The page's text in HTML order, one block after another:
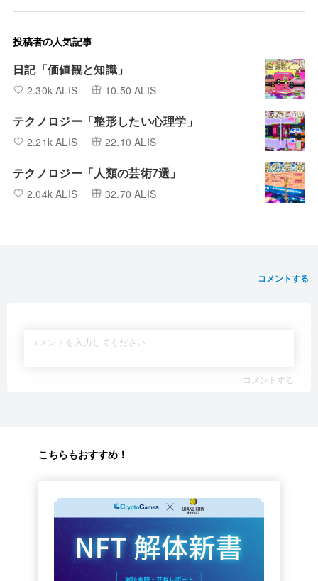
投稿者の人気記事
日記「価値観と知識」
2.30k ALIS 10.50 ALIS
テクノロジー「整形したい心理学」
2.21k ALIS 22.10 ALIS
テクノロジー「人類の芸術7選」
2.04k ALIS 32.70 ALIS
コメントする
コメントする
こちらもおすすめ！